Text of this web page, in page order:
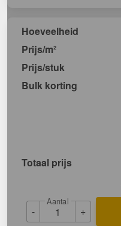
Hoeveelheid
Prijs/m²
Prijs/stuk
Bulk korting
Totaal prijs
-
Aantal
+